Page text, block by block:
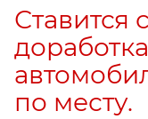
Ставится с
по месту.